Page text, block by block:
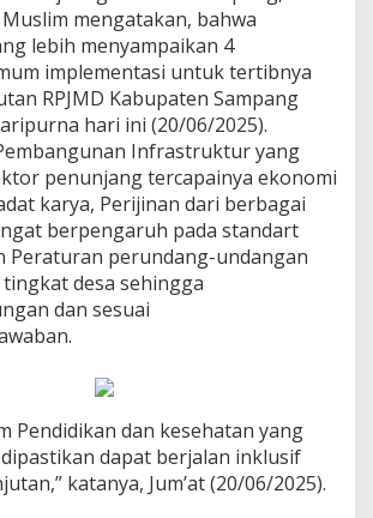
mengatakan, bahwa
lebih menyampaikan 4
implementasi untuk tertibnya
RPJMD Kabupaten Sampang
hari ini (20/06/2025).
Infrastruktur yang
penunjang tercapainya ekonomi
karya, Perijinan dari berbagai
berpengaruh pada standart
Peraturan perundang-undangan
desa sehingga
dan sesuai
Pendidikan dan kesehatan yang
dapat berjalan inklusif
katanya, Jum’at (20/06/2025).